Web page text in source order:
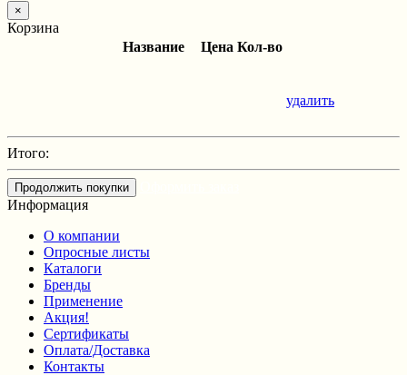
×
Корзина
Название
Цена Кол-во
удалить
Итого:
Продолжить покупки
Информация
О компании
Опросные листы
Каталоги
Бренды
Применение
Акция!
Сертификаты
Оплата/Доставка
Контакты